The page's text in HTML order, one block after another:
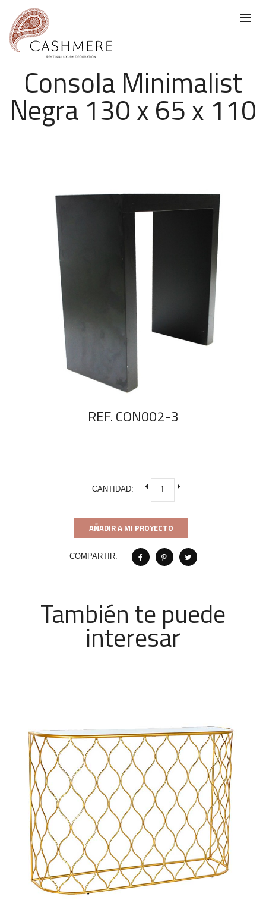
Consola Minimalist
Negra 130 x 65 x 110
REF. CON002-3
CANTIDAD:
AÑADIR A MI PROYECTO
COMPARTIR:
También te puede
interesar